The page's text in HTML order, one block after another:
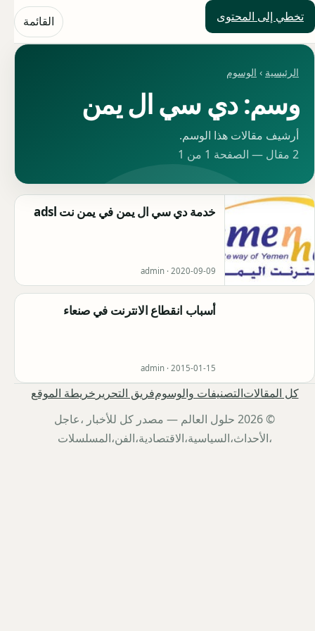
تخطي إلى المحتوى
حلول العالم القائمة
الرئيسية › الوسوم
وسم: دي سي ال يمن
أرشيف مقالات هذا الوسم.
2 مقال — الصفحة 1 من 1
خدمة دي سي ال يمن في يمن نت adsl
admin · 2020-09-09
أسباب انقطاع الانترنت في صنعاء
admin · 2015-01-15
كل المقالاتالتصنيفات والوسومفريق التحرير خريطة الموقع
© 2026 حلول العالم — مصدر كل للأخبار ،عاجل
،الأحداث،السياسية،الاقتصادية،الفن،المسلسلات